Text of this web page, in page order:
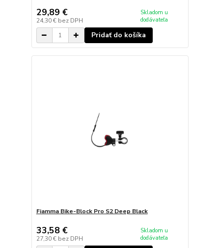
29,89 €
24,30 € bez DPH
Skladom u
dodávateľa
Pridať do košíka
Fiamma Bike-Block Pro S2 Deep Black
33,58 €
27,30 € bez DPH
Skladom u
dodávateľa